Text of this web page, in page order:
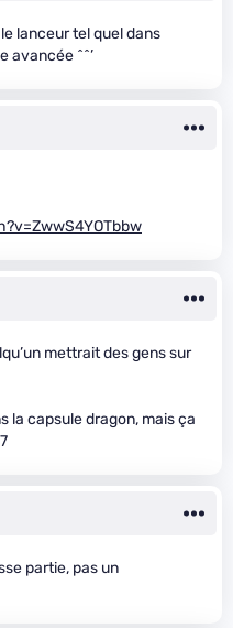
lanceur tel quel dans
avancée ^^’
mettrait des gens sur
la capsule dragon, mais ça
partie, pas un